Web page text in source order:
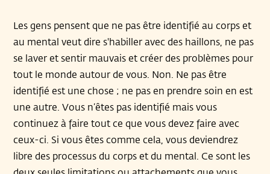
Les gens pensent que ne pas être identifié au corps et
au mental veut dire s'habiller avec des haillons, ne pas
se laver et sentir mauvais et créer des problèmes pour
tout le monde autour de vous. Non. Ne pas être
identifié est une chose ; ne pas en prendre soin en est
une autre. Vous n’êtes pas identifié mais vous
continuez à faire tout ce que vous devez faire avec
ceux-ci. Si vous êtes comme cela, vous deviendrez
libre des processus du corps et du mental. Ce sont les